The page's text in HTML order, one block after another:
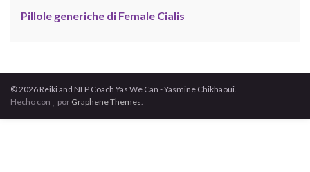
Pillole generiche di Female Cialis
© 2026 Reiki and NLP Coach Yas We Can - Yasmine Chikhaoui.
Hecho con
por Graphene Themes.